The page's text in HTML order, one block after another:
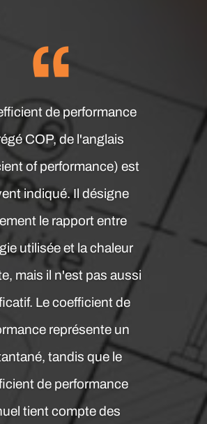
de performance
COP, de l'anglais
of performance) est
indiqué. Il désigne
le rapport entre
utilisée et la chaleur
mais il n'est pas aussi
Le coefficient de
représente un
tandis que le
de performance
tient compte des